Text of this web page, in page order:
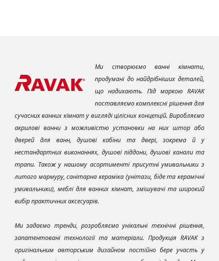
Ми створюємо ванні кімнати,
продумані до найдрібніших деталей,
що надихають. Під маркою RAVAK
поставляємо комплексні рішення для
сучасних ванних кімнат у вигляді цілісних концепцій. Виробляємо
акрилові ванни з можливістю установки на них штор або
дверей для ванн, душові кабіни та двері, зокрема й у
нестандартних виконаннях, душові піддони, душові канали та
трапи. Також у нашому асортименті присутні умивальники з
литого мармуру, санітарна кераміка (унітази, біде та керамічні
умивальники), меблі для ванних кімнат, змішувачі та широкий
вибір практичних аксесуарів.
Ми задаємо тренди, розробляємо унікальні технічні рішення,
запатентовані технології та матеріали. Продукція RAVAK з
оригінальним авторським дизайном постійно бере участь у